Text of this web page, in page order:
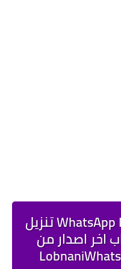
واتساب لبناني WhatsApp Lobnani تنزيل
اخر اصدار من